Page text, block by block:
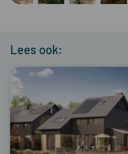
Lees ook: